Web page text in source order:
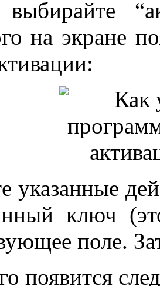
на экране
указанные
ключ
поле.
появится